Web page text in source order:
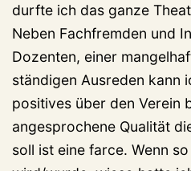
durfte ich das ganze
Neben Fachfremden und
Dozenten, einer
ständigen Ausreden kann
positives über den Verein
angesprochene Qualität
soll ist eine farce. Wenn